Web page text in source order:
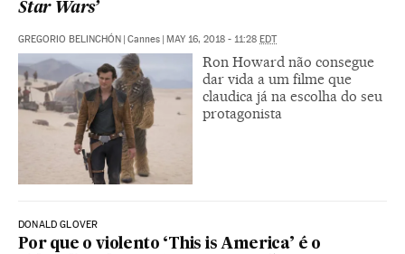
Star Wars’
GREGORIO BELINCHÓN Cannes MAY 16, 2018 - 11:28 EDT
Ron Howard não consegue
dar vida a um filme que
claudica já na escolha do seu
protagonista
DONALD GLOVER
Por que o violento ‘This is America’ é o